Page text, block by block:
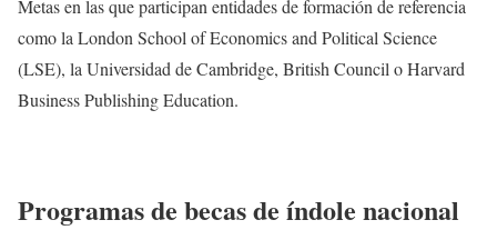
Metas en las que participan entidades de formación de referencia
como la London School of Economics and Political Science
(LSE), la Universidad de Cambridge, British Council o Harvard
Business Publishing Education.
Programas de becas de índole nacional